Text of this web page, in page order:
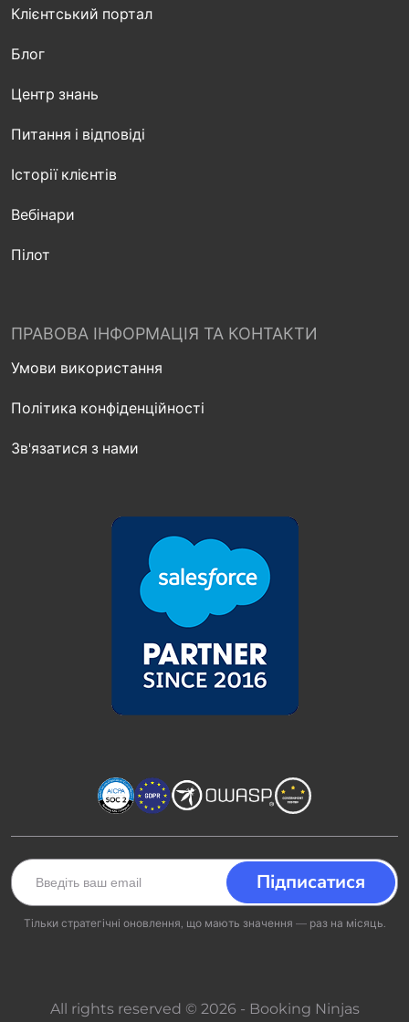
Клієнтський портал
Блог
Центр знань
Питання і відповіді
Історії клієнтів
Вебінари
Пілот
ПРАВОВА ІНФОРМАЦІЯ ТА КОНТАКТИ
Умови використання
Політика конфіденційності
Зв'язатися з нами
Тільки стратегічні оновлення, що мають значення — раз на місяць.
All rights reserved © 2026 - Booking Ninjas